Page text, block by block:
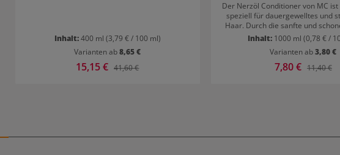
Inhalt:400 ml (3,79 € / 100 ml)
Varianten ab8,65 €
Verkaufspreis:
15,15 € Regulärer Preis:
41,60 €
Der Nerzöl Conditioner von MC
speziell für dauergewelltes und
Haar. Durch die sanfte und
werden Ihre Haare wieder neu
Haar
Inhalt: 1000 ml(0,78 € /
Varianten ab3,80 €
Verkaufspreis:
7,80 € 11,40 €